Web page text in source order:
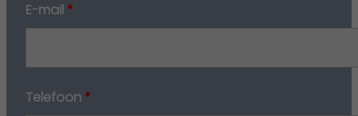
E-mail*
Telefoon*